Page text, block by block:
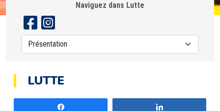
Naviguez dans Lutte
LUTTE